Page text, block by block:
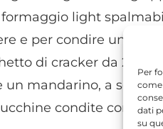
Per
come
dati
su
formaggio light
e per condire un
di cracker da 25 g.
un mandarino, a
condite con un